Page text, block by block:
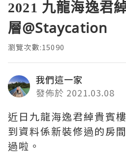
2021 九龍海逸君
層@Staycation
瀏覽次數:15090
我們這一家
發佈於 2021.03.08
近日九龍海逸君綽貴賓
到資料係新裝修過的房
過啦。